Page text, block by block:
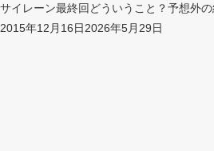
サイレーン最終回どういうこと？予想外
2015年12月16日2026年5月29日